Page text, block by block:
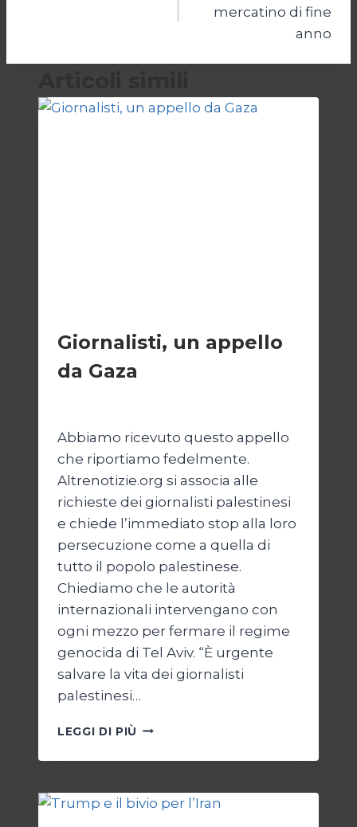
mercatino di fine
anno
Giornalisti, un appello
da Gaza
Abbiamo ricevuto questo appello
che riportiamo fedelmente.
Altrenotizie.org si associa alle
richieste dei giornalisti palestinesi
e chiede l’immediato stop alla loro
persecuzione come a quella di
tutto il popolo palestinese.
Chiediamo che le autorità
internazionali intervengano con
ogni mezzo per fermare il regime
genocida di Tel Aviv. “È urgente
salvare la vita dei giornalisti
palestinesi…
LEGGI DI PIÙ GIORNALISTI,
APPELLO
GAZA